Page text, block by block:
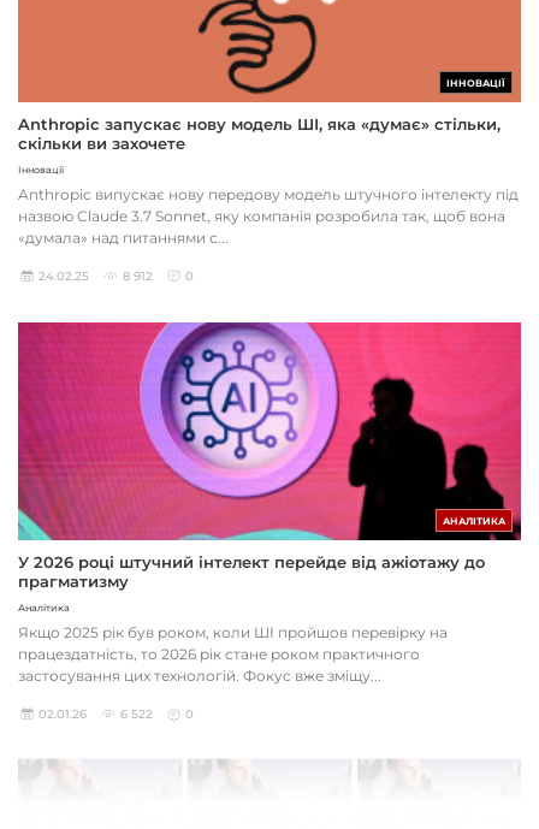
ІННОВАЦІЇ
Anthropic запускає нову модель ШІ, яка «думає» стільки,
скільки ви захочете
Інновації
Anthropic випускає нову передову модель штучного інтелекту під
назвою Claude 3.7 Sonnet, яку компанія розробила так, щоб вона
«думала» над питаннями с...
24.02.25 8 912 0
АНАЛІТИКА
У 2026 році штучний інтелект перейде від ажіотажу до
прагматизму
Аналітика
Якщо 2025 рік був роком, коли ШІ пройшов перевірку на
працездатність, то 2026 рік стане роком практичного
застосування цих технологій. Фокус вже зміщу...
02.01.26 6 522 0